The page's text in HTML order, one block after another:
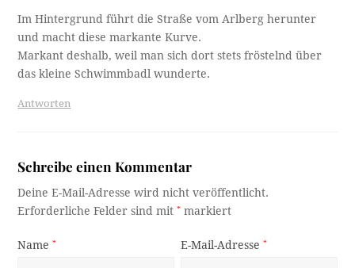
Im Hintergrund führt die Straße vom Arlberg herunter
und macht diese markante Kurve.
Markant deshalb, weil man sich dort stets fröstelnd über
das kleine Schwimmbadl wunderte.
Antworten
Schreibe einen Kommentar
Deine E-Mail-Adresse wird nicht veröffentlicht.
Erforderliche Felder sind mit* markiert
Name* E-Mail-Adresse*